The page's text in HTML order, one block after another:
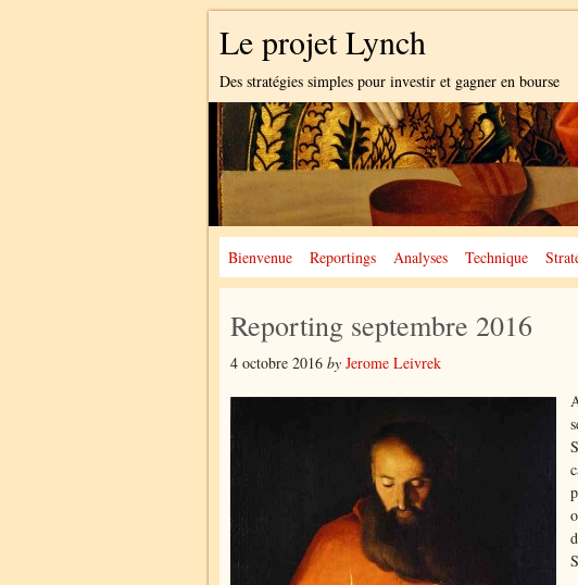
Le projet Lynch
Des stratégies simples pour investir et gagner en bourse
Bienvenue Reportings Analyses Technique
Reporting septembre 2016
4 octobre 2016 by Jerome Leivrek